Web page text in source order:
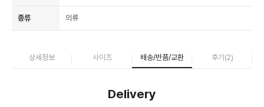
종류 의류
상세정보 사이즈 배송/반품/교환 후기(2)
Delivery